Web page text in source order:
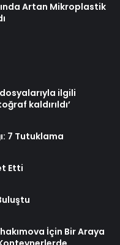
Artan Mikroplastik
dosyalarıyla ilgili
kaldırıldı’
7 Tutuklama
Etti
İçin Bir Araya